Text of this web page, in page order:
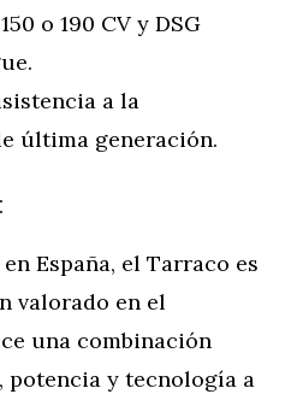
o 190 CV y DSG
a la
última generación.
España, el Tarraco es
valorado en el
una combinación
potencia y tecnología a